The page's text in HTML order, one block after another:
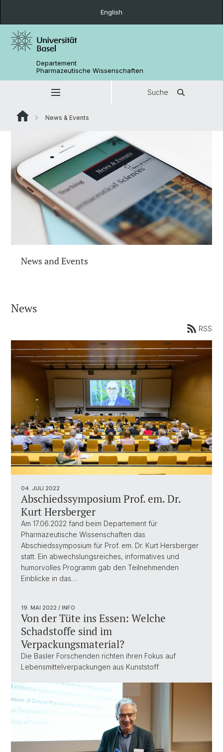
English
Departement
Pharmazeutische Wissenschaften
Suche
News & Events
News and Events
News
RSS
04. JULI 2022
Abschiedssymposium Prof. em. Dr.
Kurt Hersberger
Am 17.06.2022 fand beim Departement für
Pharmazeutische Wissenschaften das
Abschiedssymposium für Prof. em. Dr. Kurt Hersberger
statt. Ein abwechslungsreiches, informatives und
humorvolles Programm gab den Teilnehmenden
Einblicke in das…
19. MAI 2022 / INFO
Von der Tüte ins Essen: Welche
Schadstoffe sind im
Verpackungsmaterial?
Die Basler Forschenden richten ihren Fokus auf
Lebensmittelverpackungen aus Kunststoff